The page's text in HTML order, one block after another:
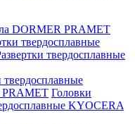
DORMER PRAMET
твердосплавные
твердосплавные
твердосплавные
PRAMET Головки
KYOCERA